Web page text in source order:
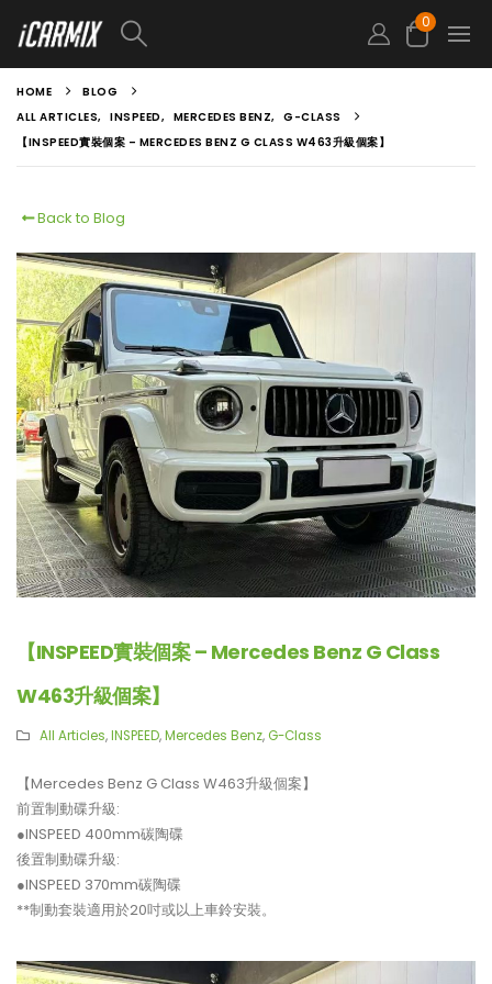
0
HOME
BLOG
ALL ARTICLES, INSPEED, MERCEDES BENZ, G-CLASS
【INSPEED實裝個案 – MERCEDES BENZ G CLASS W463升級個案】
Back to Blog
【INSPEED實裝個案 – Mercedes Benz G Class
W463升級個案】
All Articles,INSPEED,Mercedes Benz, G-Class
【Mercedes Benz G Class W463升級個案】
前置制動碟升級:
●INSPEED 400mm碳陶碟
後置制動碟升級:
●INSPEED 370mm碳陶碟
**制動套裝適用於20吋或以上車鈴安裝。